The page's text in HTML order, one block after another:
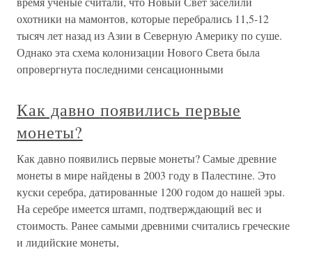
охотники на мамонтов, которые перебрались 11,5-12
тысяч лет назад из Азии в Северную Америку по суше.
Однако эта схема колонизации Нового Света была
опровергнута последними сенсационными
Как давно появились первые
монеты?
Как давно появились первые монеты? Самые древние
монеты в мире найдены в 2003 году в Палестине. Это
куски серебра, датированные 1200 годом до нашей эры.
На серебре имеется штамп, подтверждающий вес и
стоимость. Ранее самыми древними считались греческие
и лидийские монеты,